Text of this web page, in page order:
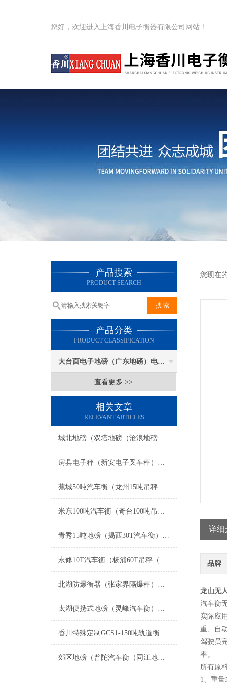
您好，欢迎进入上海香川电子衡器有限公司网站！
产品搜索
PRODUCT SEARCH
产品分类
PRODUCT CLASSIFICATION
大台面电子地磅（广东地磅）电子汽车衡
查看更多 >>
相关文章
RELEVANT ARTICLES
城北地磅（双塔地磅（沧浪地磅（胥江地磅）吴门桥地磅）友新地磅维修
房县电子秤（新安电子叉车秤）竹溪吊秤维修
蕉城50吨汽车衡（龙州15吨吊秤）右江汽车地磅）宁德80吨地磅维修
米东100吨汽车衡（奇台100吨吊秤）天山150吨地磅）阿瓦提地磅维修
青秀15吨地磅（揭西30T汽车衡）清新1T吊秤）兴业道闸称重地磅维修
永修10T汽车衡（杨浦60T吊秤（丰城无人值守地磅秤）上饶8T地磅维修
北湖防爆衡器（张家界隔爆秤）新田隔爆吊称）津市防爆电子油桶称维修
太湖便携式地磅（灵峰汽车衡）孝丰防爆秤（昌硕地磅）安吉便携式汽车衡维修
香川特殊定制GCS1-150吨轨道衡
郊区地磅（普陀汽车衡（同江地磅）虹口汽车衡）富锦地磅维修
您现在
详细
品牌
龙山无
汽车衡
实际应
重、自
驾驶员
率。
所有原
1、重